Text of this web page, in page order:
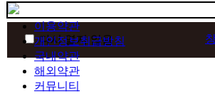
다시 열지 않음
이용약관
개인정보취급방침
국내약관
해외약관
커뮤니티